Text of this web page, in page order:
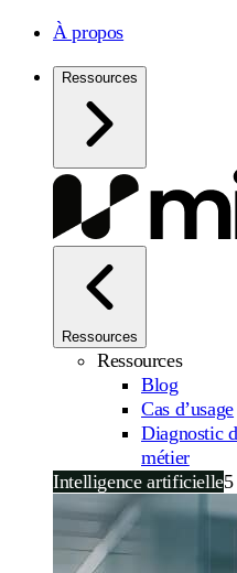
À propos
Ressources
Ressources
Ressources
Blog
Cas d’usage
Diagnostic
métier
Intelligence artificielle